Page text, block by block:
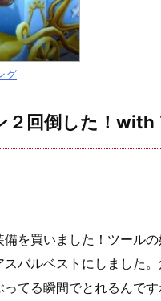
グ
２回倒した！with
を買いました！ツール
スバルベストにしました
てる瞬間でとれるんです